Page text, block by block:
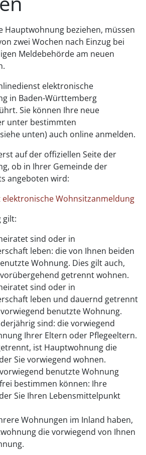
Hauptwohnung beziehen, müssen
zwei Wochen nach Einzug bei
Meldebehörde am neuen
elektronische
in Baden-Württemberg
Sie können Ihre neue
unter bestimmten
unten) auch online anmelden.
auf der offiziellen Seite der
ob in Ihrer Gemeinde der
angeboten wird:
Wohnsitzanmeldung
gilt:
sind oder in
leben: die von Ihnen beiden
Wohnung. Dies gilt auch,
getrennt wohnen.
sind oder in
leben und dauernd getrennt
benutzte Wohnung.
sind: die vorwiegend
Ihrer Eltern oder Pflegeeltern.
ist Hauptwohnung die
Sie vorwiegend wohnen.
benutzte Wohnung
bestimmen können: Ihre
Sie Ihren Lebensmittelpunkt
Wohnungen im Inland haben,
die vorwiegend von Ihnen